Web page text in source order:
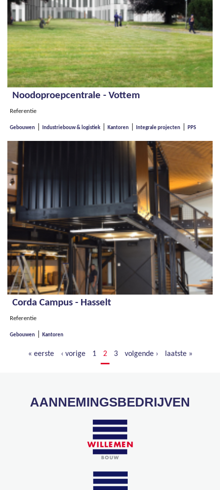
Noodoproepcentrale - Vottem
Referentie
Gebouwen Industriebouw & logistiek Kantoren Integrale projecten PPS
Corda Campus - Hasselt
Referentie
Gebouwen Kantoren
« eerste ‹ vorige 1 2 3 volgende › laatste »
AANNEMINGSBEDRIJVEN